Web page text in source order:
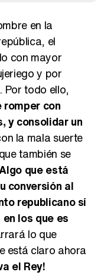
en la
el
con mayor
y por
Por todo ello,
romper con
y consolidar un
la mala suerte
también se
que está
conversión al
republicano sí
los que es
lo que
está claro ahora
el Rey!